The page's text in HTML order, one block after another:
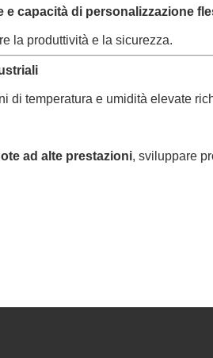
capacità di personalizzazione
la produttività e la sicurezza.
temperatura e umidità elevate
ad alte prestazioni, sviluppare